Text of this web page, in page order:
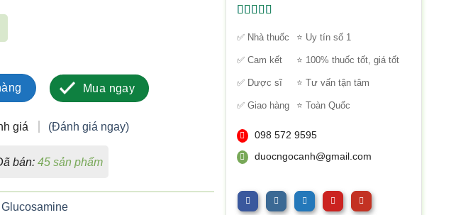
giá (Đánh giá ngay)
bán:45 sản phẩm
Glucosamine
Mua ngay
hạng5.005
✅ Nhà thuốc ⭐ Uy tín số 1
✅ Cam kết ⭐ 100% thuốc tốt, giá tốt
✅ Dược sĩ ⭐ Tư vấn tận tâm
✅ Giao hàng ⭐ Toàn Quốc
098 572 9595
duocngocanh@gmail.com